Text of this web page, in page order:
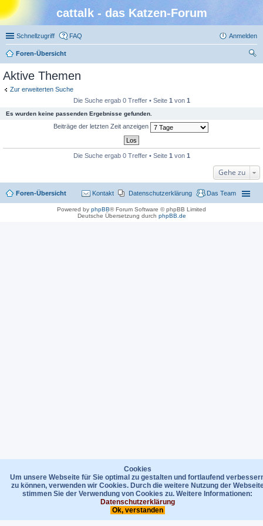
cattalk - das Katzen-Forum
Schnellzugriff FAQ Anmelden
Foren-Übersicht
Aktive Themen
Zur erweiterten Suche
Die Suche ergab 0 Treffer • Seite 1 von 1
Es wurden keine passenden Ergebnisse gefunden.
Beiträge der letzten Zeit anzeigen
Die Suche ergab 0 Treffer • Seite 1 von 1
Gehe zu
Cookies
Um unsere Webseite für Sie optimal zu gestalten und fortlaufend
zu können, verwenden wir Cookies. Durch die weitere Nutzung der
stimmen Sie der Verwendung von Cookies zu. Weitere Informationen:
Datenschutzerklärung
Ok, verstanden
Foren-Übersicht Das Team
Datenschutzerklärung
Kontakt
Powered by phpBB® Forum Software © phpBB Limited
Deutsche Übersetzung durch phpBB.de